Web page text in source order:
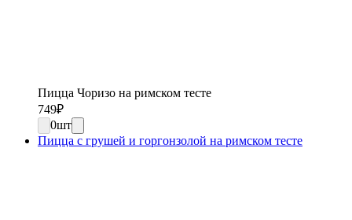
Пицца Чоризо на римском тесте
749₽
0шт
Пицца с грушей и горгонзолой на римском тесте